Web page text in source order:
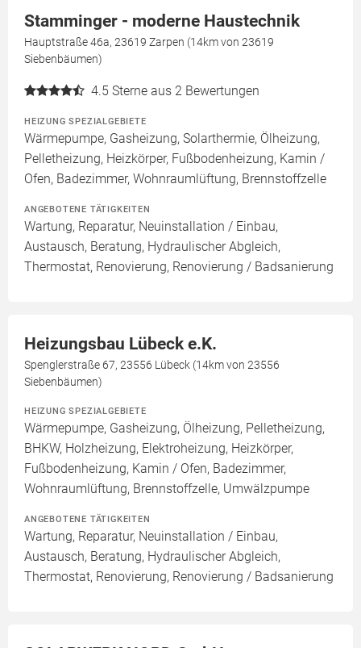
Stamminger - moderne Haustechnik
Hauptstraße 46a, 23619 Zarpen (14km von 23619
Siebenbäumen)
4.5 Sterne aus 2 Bewertungen
HEIZUNG SPEZIALGEBIETE
Wärmepumpe, Gasheizung, Solarthermie, Ölheizung,
Pelletheizung, Heizkörper, Fußbodenheizung, Kamin /
Ofen, Badezimmer, Wohnraumlüftung, Brennstoffzelle
ANGEBOTENE TÄTIGKEITEN
Wartung, Reparatur, Neuinstallation / Einbau,
Austausch, Beratung, Hydraulischer Abgleich,
Thermostat, Renovierung, Renovierung / Badsanierung
Heizungsbau Lübeck e.K.
Spenglerstraße 67, 23556 Lübeck (14km von 23556
Siebenbäumen)
HEIZUNG SPEZIALGEBIETE
Wärmepumpe, Gasheizung, Ölheizung, Pelletheizung,
BHKW, Holzheizung, Elektroheizung, Heizkörper,
Fußbodenheizung, Kamin / Ofen, Badezimmer,
Wohnraumlüftung, Brennstoffzelle, Umwälzpumpe
ANGEBOTENE TÄTIGKEITEN
Wartung, Reparatur, Neuinstallation / Einbau,
Austausch, Beratung, Hydraulischer Abgleich,
Thermostat, Renovierung, Renovierung / Badsanierung